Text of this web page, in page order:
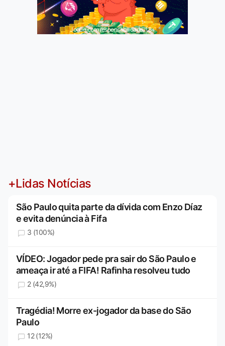
Jogue com responsabilidade. 18+
+Lidas Notícias
São Paulo quita parte da dívida com Enzo Díaz
e evita denúncia à Fifa
3 (100%)
VÍDEO: Jogador pede pra sair do São Paulo e
ameaça ir até a FIFA! Rafinha resolveu tudo
2 (42,9%)
Tragédia! Morre ex-jogador da base do São
Paulo
12 (12%)